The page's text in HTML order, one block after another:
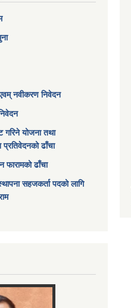
नवीकरण निवेदन
गरिने योजना तथा
ढाँचा
फारामको ढाँचा
सहजकर्ता पदको लागि